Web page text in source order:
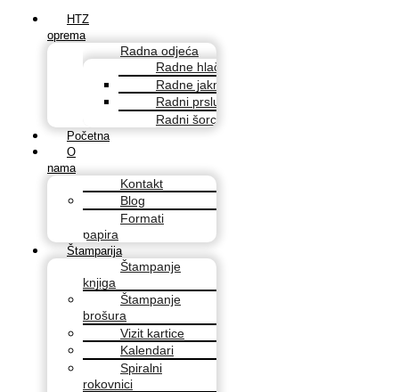
HTZ
oprema
Radna odjeća
Radne hlače
Radne jakne
Radni prsluci
Radni šorcevi
Početna
O
nama
Kontakt
Blog
Formati
papira
Štamparija
Štampanje
knjiga
Štampanje
brošura
Vizit kartice
Kalendari
Spiralni
rokovnici